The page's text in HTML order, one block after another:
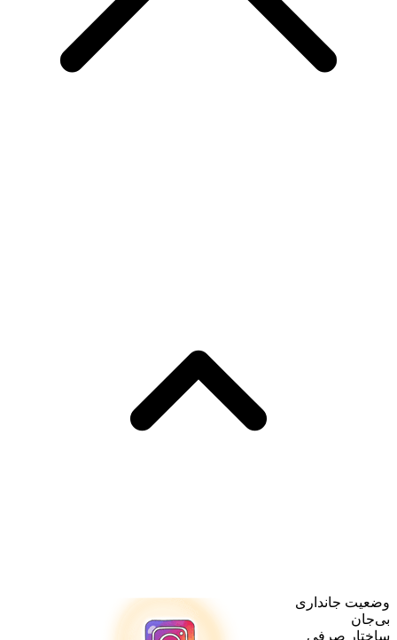
وضعیت جانداری
بی‌جان
ساختار صرفی